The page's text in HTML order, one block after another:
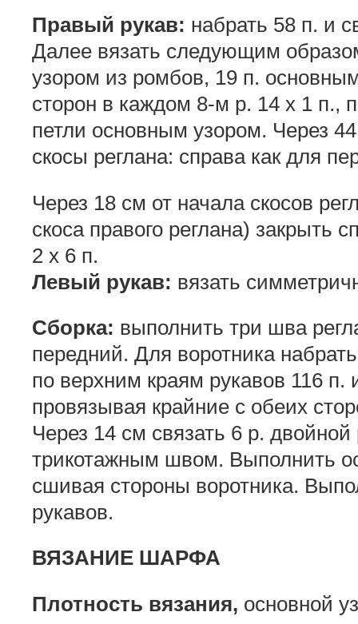
Правый рукав: набрать 58 п. и
Далее вязать следующим
узором из ромбов, 19 п.
сторон в каждом 8-м р. 14 х 1 п.,
петли основным узором. Через
скосы реглана: справа как для
Через 18 см от начала скосов
скоса правого реглана) закрыть
2 х 6 п.
Левый рукав: вязать
Сборка: выполнить три шва
передний. Для воротника
по верхним краям рукавов 116 п.
провязывая крайние с обеих
Через 14 см связать 6 р.
трикотажным швом. Выполнить
сшивая стороны воротника.
рукавов.
ВЯЗАНИЕ ШАРФА
Плотность вязания, основной